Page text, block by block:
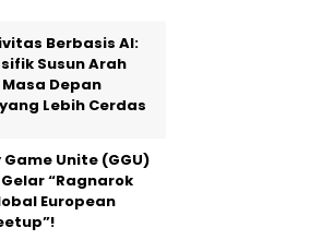
Berbasis AI:
Susun Arah
Depan
Lebih Cerdas
Unite (GGU)
“Ragnarok
European